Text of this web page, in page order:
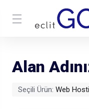
Alan
Seçili Ürün: Web